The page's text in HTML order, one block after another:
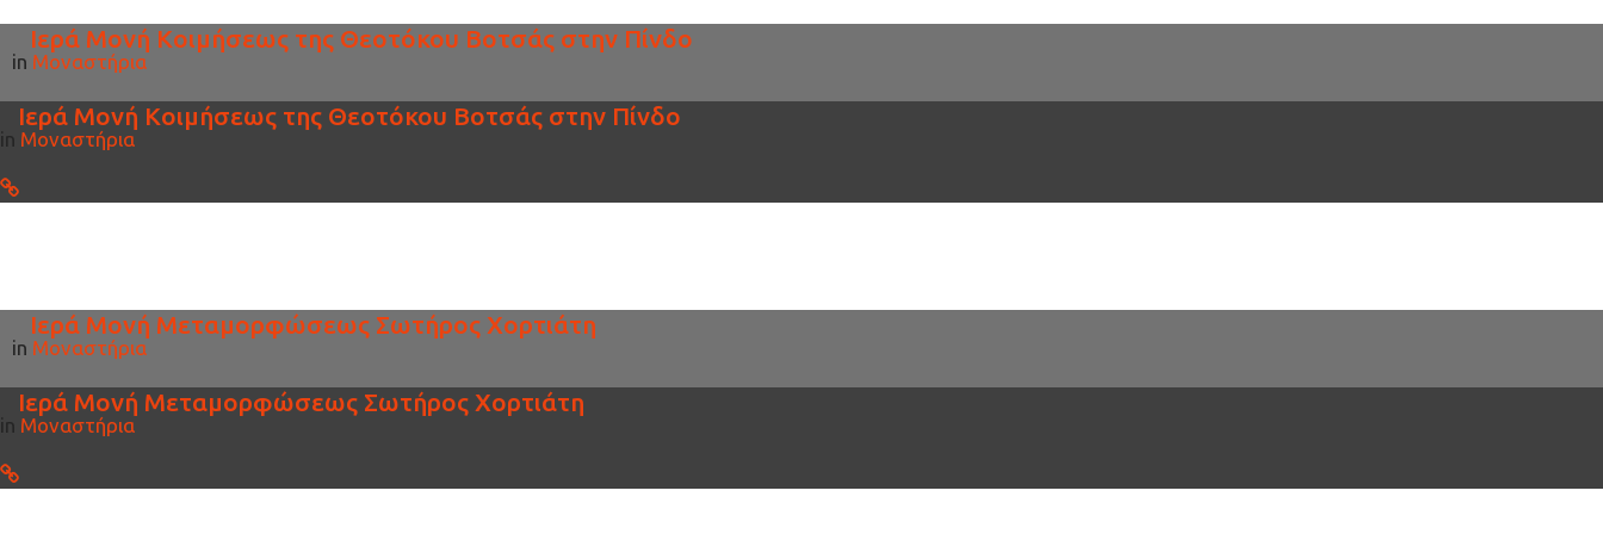
Ιερά Μονή Κοιμήσεως της Θεοτόκου Βοτσάς στην Πίνδο
in Μοναστήρια
Ιερά Μονή Κοιμήσεως της Θεοτόκου Βοτσάς στην Πίνδο
in Μοναστήρια
Ιερά Μονή Μεταμορφώσεως Σωτήρος Χορτιάτη
in Μοναστήρια
Ιερά Μονή Μεταμορφώσεως Σωτήρος Χορτιάτη
in Μοναστήρια